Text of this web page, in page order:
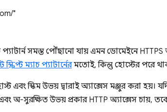
"
সমস্ত পৌঁছানো যায় এমন ডোমেইনে HTTPS
স্ক্রিপ্ট ম্যাচ প্যাটার্নেরমতোই, কিন্তু হোস্টের পরে
এবং স্কিম উভয় দ্বারাই অ্যাক্সেস মঞ্জুর করা হয়।
অ-সুরক্ষিত উভয় প্রকার HTTP অ্যাক্সেস